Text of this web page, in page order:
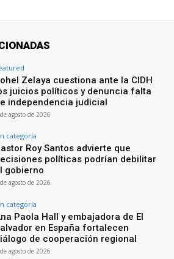
Zelaya cuestiona ante la CIDH
juicios políticos y denuncia falta
independencia judicial
agosto de 2026
categoría
Roy Santos advierte que
políticas podrían debilitar
gobierno
agosto de 2026
categoría
Paola Hall y embajadora de El
en España fortalecen
de cooperación regional
agosto de 2026